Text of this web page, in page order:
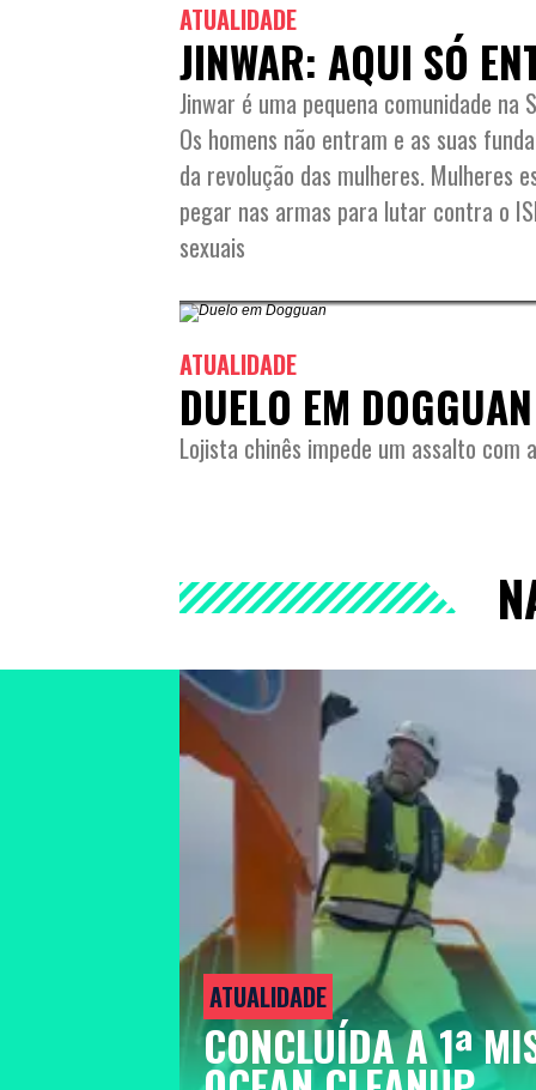
ATUALIDADE
JINWAR: AQUI SÓ
Jinwar é uma pequena comunidade
Os homens não entram e as suas
da revolução das mulheres. Mulheres
pegar nas armas para lutar contra o
sexuais
ATUALIDADE
DUELO EM DOGGUAN
Lojista chinês impede um assalto
ATUALIDADE
CONCLUÍDA A 1ª